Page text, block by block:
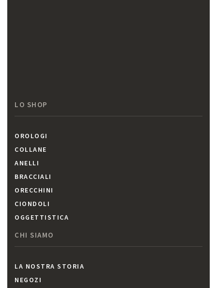
LO SHOP
OROLOGI
COLLANE
ANELLI
BRACCIALI
ORECCHINI
CIONDOLI
OGGETTISTICA
CHI SIAMO
LA NOSTRA STORIA
NEGOZI